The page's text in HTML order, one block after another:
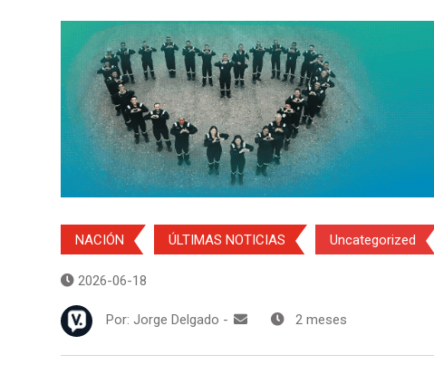
NACIÓN ÚLTIMAS NOTICIAS Uncategorized
2026-06-18
Por: Jorge Delgado - 2 meses